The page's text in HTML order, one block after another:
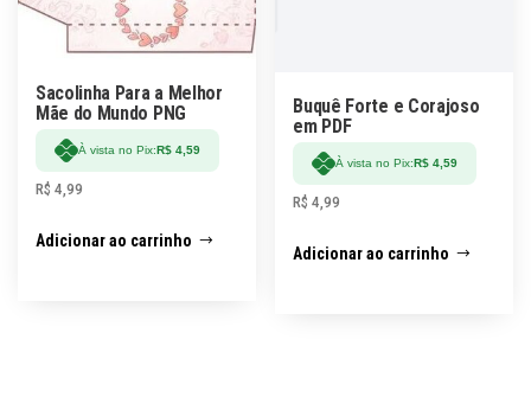
Sacolinha Para a Melhor
Mãe do Mundo PNG
À vista no Pix: R$ 4,59
R$ 4,99
Adicionar ao carrinho
Buquê Forte e Corajoso
em PDF
À vista no Pix:R$ 4,59
R$ 4,99
Adicionar ao carrinho